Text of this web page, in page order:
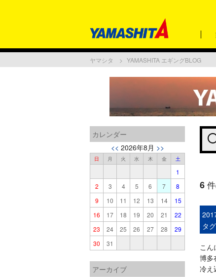
ヤマシタ YAMASHITA エギングBLOG
カレンダー
<< 2026年8月 >>
日 月 火 水 木 金 土
1
2
3 4 5 6 7
8
9
10 11 12 13 14
15
16
17 18 19 20 21
22
23
24 25 26 27 28
29
30
31
アーカイブ
6
タグ
こん
博多
冷え